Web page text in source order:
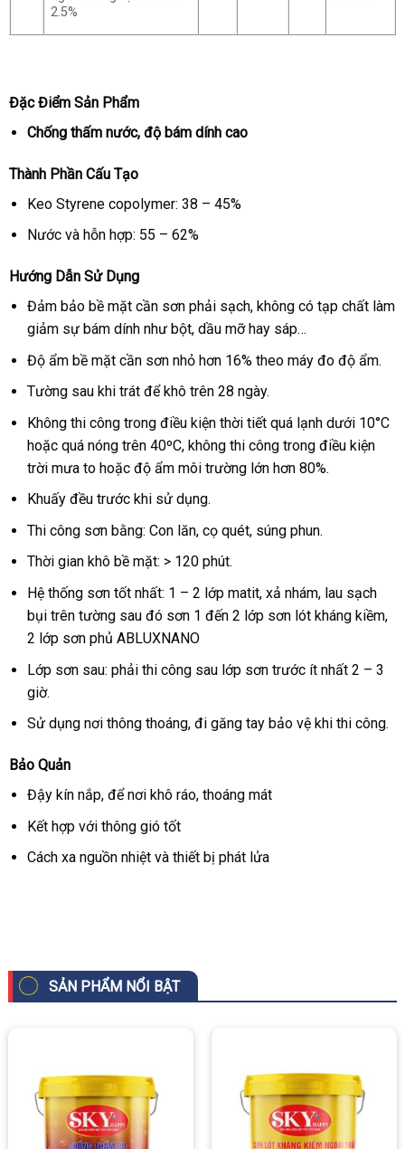
2.5%
Đặc Điểm Sản Phẩm
Chống thấm nước, độ bám dính cao
Thành Phần Cấu Tạo
Keo Styrene copolymer: 38 – 45%
Nước và hỗn hợp: 55 – 62%
Hướng Dẫn Sử Dụng
Đảm bảo bề mặt cần sơn phải sạch, không có tạp chất làm
giảm sự bám dính như bột, dầu mỡ hay sáp…
Độ ẩm bề mặt cần sơn nhỏ hơn 16% theo máy đo độ ẩm.
Tường sau khi trát để khô trên 28 ngày.
Không thi công trong điều kiện thời tiết quá lạnh dưới 10°C
hoặc quá nóng trên 40ºC, không thi công trong điều kiện
trời mưa to hoặc độ ẩm môi trường lớn hơn 80%.
Khuấy đều trước khi sử dụng.
Thi công sơn bằng: Con lăn, cọ quét, súng phun.
Thời gian khô bề mặt: > 120 phút.
Hệ thống sơn tốt nhất: 1 – 2 lớp matit, xả nhám, lau sạch
bụi trên tường sau đó sơn 1 đến 2 lớp sơn lót kháng kiềm,
2 lớp sơn phủ ABLUXNANO
Lớp sơn sau: phải thi công sau lớp sơn trước ít nhất 2 – 3
giờ.
Sử dụng nơi thông thoáng, đi găng tay bảo vệ khi thi công.
Bảo Quản
Đậy kín nắp, để nơi khô ráo, thoáng mát
Kết hợp với thông gió tốt
Cách xa nguồn nhiệt và thiết bị phát lửa
SẢN PHẨM NỔI BẬT